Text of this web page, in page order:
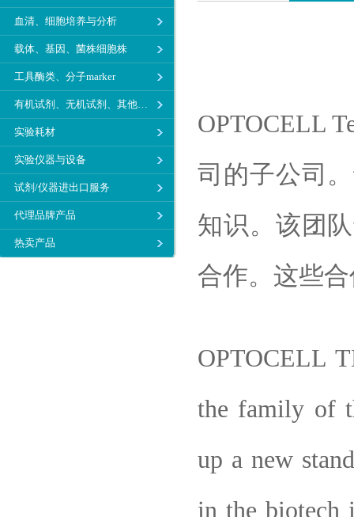
血清、细胞培养与分析
载体、基因、菌株细胞株
工具酶类、分子marker
有机试剂、无机试剂、其他生化试剂
实验耗材
实验仪器与设备
试剂/仪器进出口服务
代理品牌产品
热卖产品
OPTOCELL
司的子公司
知识。该团
合作。这些
OPTOCELL
the family of
up a new
in the biotech